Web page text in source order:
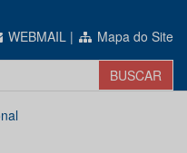
WEBMAIL | Mapa do Site